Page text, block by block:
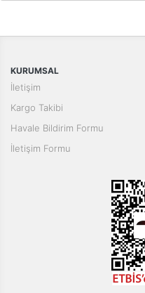
Ürün resmi kalitesiz, bozuk
Ürün fiyatı diğer sitelerden
Bu ürüne benzer farklı
KURUMSAL
İletişim
Kargo Takibi
Havale Bildirim Formu
İletişim Formu